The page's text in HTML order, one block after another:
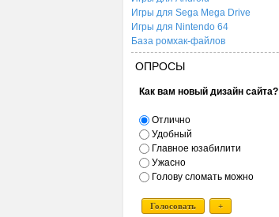
Игры для Sega Mega Drive
Игры для Nintendo 64
База ромхак-файлов
ОПРОСЫ
Как вам новый дизайн сайта?
Отлично
Удобный
Главное юзабилити
Ужасно
Голову сломать можно
Голосовать +